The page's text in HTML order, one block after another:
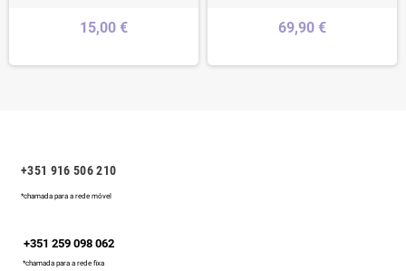
15,00 € 69,90 €
+351 916 506 210
*chamada para a rede móvel
+351 259 098 062
*chamada para a rede fixa